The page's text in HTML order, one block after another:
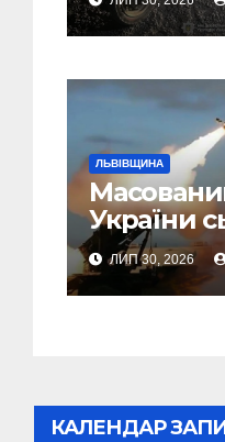
скутера, а
ЛЬВІВЩИНА
України
У Львові
дві
ЛИП 30, 2026
КАЛЕНДАР